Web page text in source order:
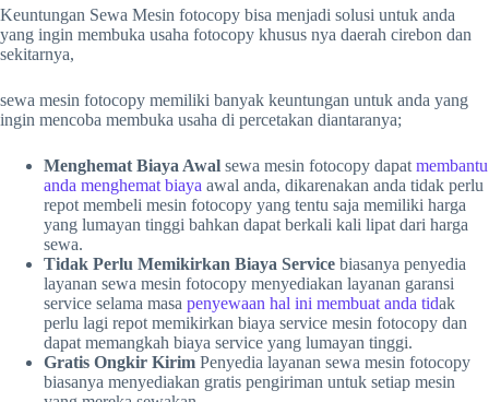
Keuntungan Sewa Mesin fotocopy bisa menjadi solusi untuk anda
yang ingin membuka usaha fotocopy khusus nya daerah cirebon dan
sekitarnya,
sewa mesin fotocopy memiliki banyak keuntungan untuk anda yang
ingin mencoba membuka usaha di percetakan diantaranya;
Menghemat Biaya Awal sewa mesin fotocopy dapat membantu
anda menghemat biaya awal anda, dikarenakan anda tidak perlu
repot membeli mesin fotocopy yang tentu saja memiliki harga
yang lumayan tinggi bahkan dapat berkali kali lipat dari harga
sewa.
Tidak Perlu Memikirkan Biaya Service biasanya penyedia
layanan sewa mesin fotocopy menyediakan layanan garansi
service selama masa penyewaan hal ini membuat anda tidak
perlu lagi repot memikirkan biaya service mesin fotocopy dan
dapat memangkah biaya service yang lumayan tinggi.
Gratis Ongkir Kirim Penyedia layanan sewa mesin fotocopy
biasanya menyediakan gratis pengiriman untuk setiap mesin